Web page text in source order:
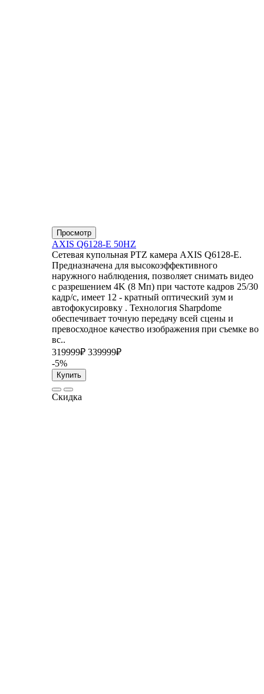
Просмотр
AXIS Q6128-E 50HZ
Сетевая купольная PTZ камера AXIS Q6128-E.
Предназначена для высокоэффективного
наружного наблюдения, позволяет снимать видео
с разрешением 4K (8 Мп) при частоте кадров 25/30
кадр/с, имеет 12 - кратный оптический зум и
автофокусировку . Технология Sharpdome
обеспечивает точную передачу всей сцены и
превосходное качество изображения при съемке во
вс..
319999₽ 339999₽
-5%
Купить
Скидка